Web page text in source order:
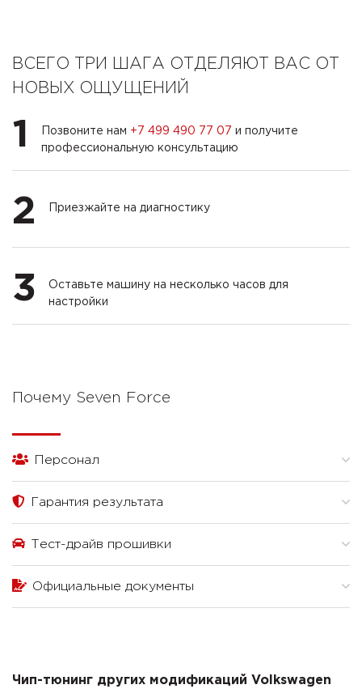
ВСЕГО ТРИ ШАГА ОТДЕЛЯЮТ ВАС ОТ
НОВЫХ ОЩУЩЕНИЙ
1 Позвоните нам +7 499 490 77 07 и получите
профессиональную консультацию
2 Приезжайте на диагностику
3
Оставьте машину на несколько часов для
настройки
Почему Seven Force
Персонал
Гарантия результата
Тест-драйв прошивки
Официальные документы
Чип-тюнинг других модификаций Volkswagen